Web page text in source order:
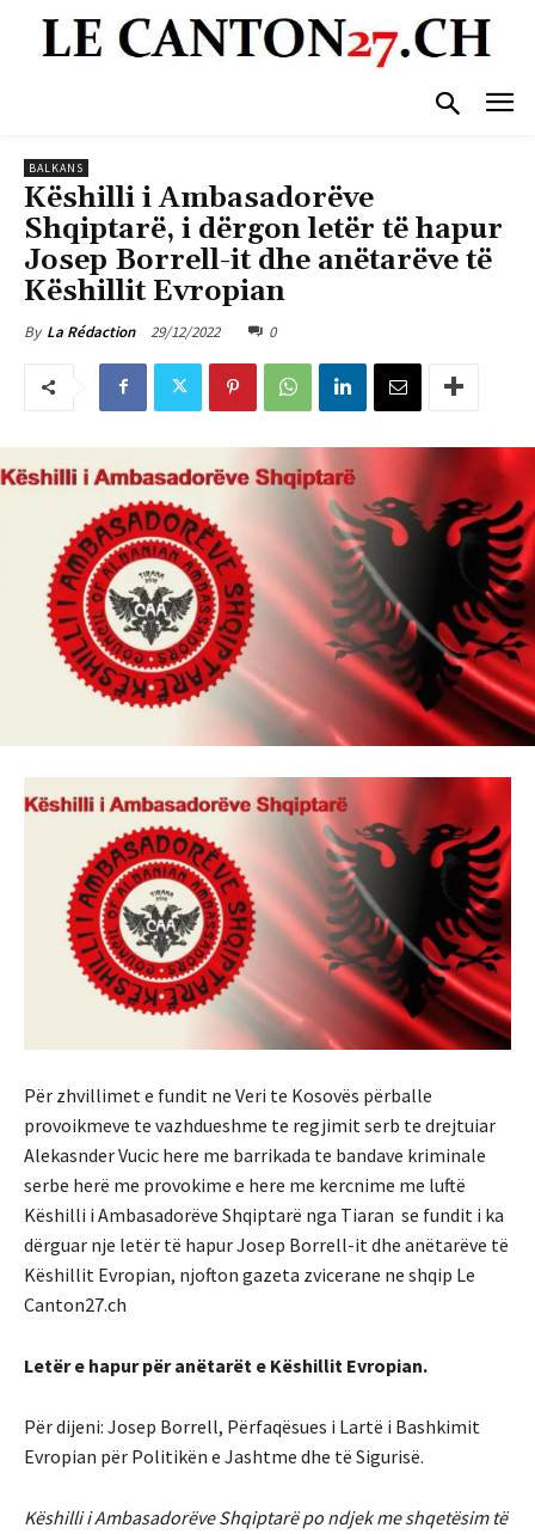
BALKANS
Këshilli i Ambasadorëve
Shqiptarë, i dërgon letër të hapur
Josep Borrell-it dhe anëtarëve të
Këshillit Evropian
By La Rédaction 29/12/2022 0
Për zhvillimet e fundit ne Veri te Kosovës përballe
provoikmeve te vazhdueshme te regjimit serb te drejtuiar
Alekasnder Vucic here me barrikada te bandave kriminale
serbe herë me provokime e here me kercnime me luftë
Këshilli i Ambasadorëve Shqiptarë nga Tiaran se fundit i ka
dërguar nje letër të hapur Josep Borrell-it dhe anëtarëve të
Këshillit Evropian, njofton gazeta zvicerane ne shqip Le
Canton27.ch
Letër e hapur për anëtarët e Këshillit Evropian.
Për dijeni: Josep Borrell, Përfaqësues i Lartë i Bashkimit
Evropian për Politikën e Jashtme dhe të Sigurisë.
Këshilli i Ambasadorëve Shqiptarë po ndjek me shqetësim të